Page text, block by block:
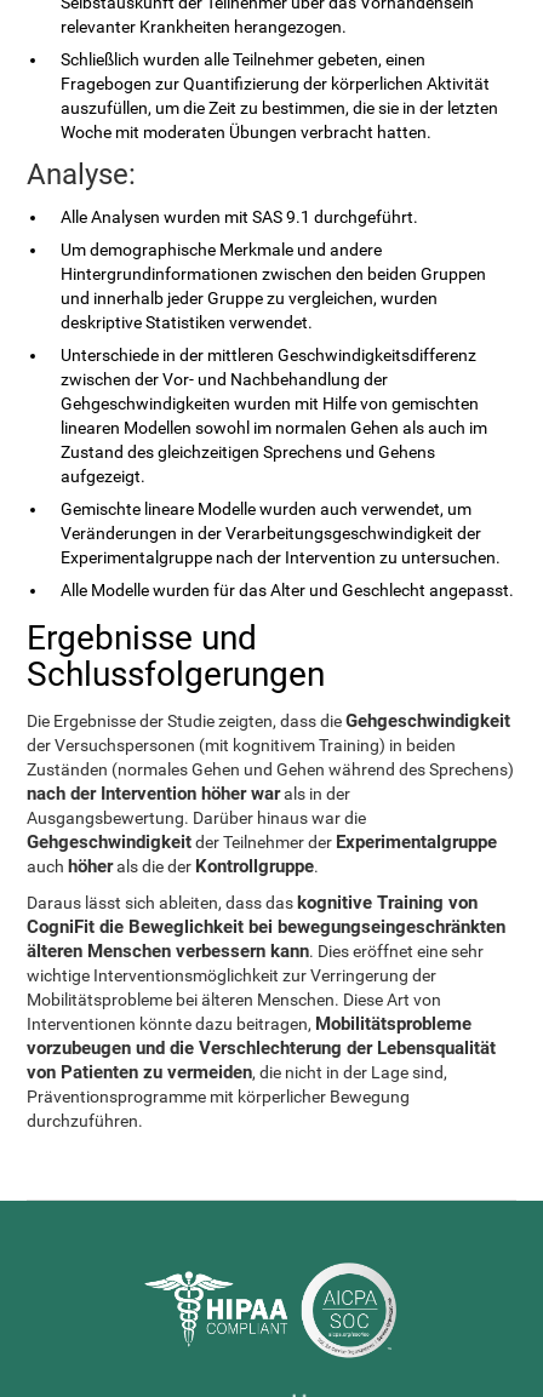
relevanter Krankheiten herangezogen.
Schließlich wurden alle Teilnehmer gebeten, einen
Fragebogen zur Quantifizierung der körperlichen Aktivität
auszufüllen, um die Zeit zu bestimmen, die sie in der letzten
Woche mit moderaten Übungen verbracht hatten.
Analyse:
Alle Analysen wurden mit SAS 9.1 durchgeführt.
Um demographische Merkmale und andere
Hintergrundinformationen zwischen den beiden Gruppen
und innerhalb jeder Gruppe zu vergleichen, wurden
deskriptive Statistiken verwendet.
Unterschiede in der mittleren Geschwindigkeitsdifferenz
zwischen der Vor- und Nachbehandlung der
Gehgeschwindigkeiten wurden mit Hilfe von gemischten
linearen Modellen sowohl im normalen Gehen als auch im
Zustand des gleichzeitigen Sprechens und Gehens
aufgezeigt.
Gemischte lineare Modelle wurden auch verwendet, um
Veränderungen in der Verarbeitungsgeschwindigkeit der
Experimentalgruppe nach der Intervention zu untersuchen.
Alle Modelle wurden für das Alter und Geschlecht angepasst.
Ergebnisse und
Schlussfolgerungen
Die Ergebnisse der Studie zeigten, dass dieGehgeschwindigkeit
der Versuchspersonen (mit kognitivem Training) in beiden
Zuständen (normales Gehen und Gehen während des Sprechens)
nach der Intervention höher warals in der
Ausgangsbewertung. Darüber hinaus war die
Gehgeschwindigkeitder Teilnehmer der Experimentalgruppe
auch höherals die der Kontrollgruppe.
Daraus lässt sich ableiten, dass das kognitive Training von
CogniFit die Beweglichkeit bei bewegungseingeschränkten
älteren Menschen verbessern kann. Dies eröffnet eine sehr
wichtige Interventionsmöglichkeit zur Verringerung der
Mobilitätsprobleme bei älteren Menschen. Diese Art von
Interventionen könnte dazu beitragen, Mobilitätsprobleme
vorzubeugen und die Verschlechterung der Lebensqualität
von Patienten zu vermeiden, die nicht in der Lage sind,
Präventionsprogramme mit körperlicher Bewegung
durchzuführen.